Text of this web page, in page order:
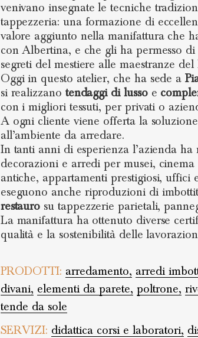
venivano insegnate le tecniche
tappezzeria: una formazione di
valore aggiunto nella manifattura che
con Albertina, e che gli ha permesso
segreti del mestiere alle maestranze
Oggi in questo atelier, che ha sede a
si realizzano tendaggi di lussoe
con i migliori tessuti, per privati o
A ogni cliente viene offerta la
all’ambiente da arredare.
In tanti anni di esperienza l’azienda
decorazioni e arredi per musei,
antiche, appartamenti prestigiosi, uffici
eseguono anche riproduzioni di
restauro su tappezzerie parietali,
La manifattura ha ottenuto diverse
qualità e la sostenibilità delle
PRODOTTI: arredamento, arredi
divani, elementi da parete, poltrone,
tende da sole
SERVIZI: didattica corsi e laboratori,